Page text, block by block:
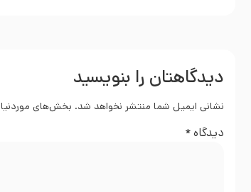
دیدگاهتان را بنویسید
نشانی ایمیل شما منتشر نخواهد شد. بخش‌های
دیدگاه*